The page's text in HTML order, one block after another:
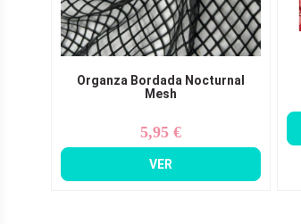
Organza Bordada Nocturnal
Mesh
Precio
5,95 €
VER